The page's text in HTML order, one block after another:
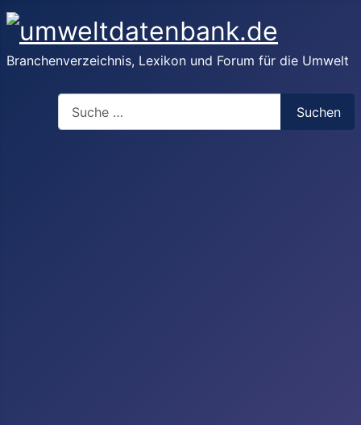
Branchenverzeichnis, Lexikon und Forum für die Umwelt
Suchen